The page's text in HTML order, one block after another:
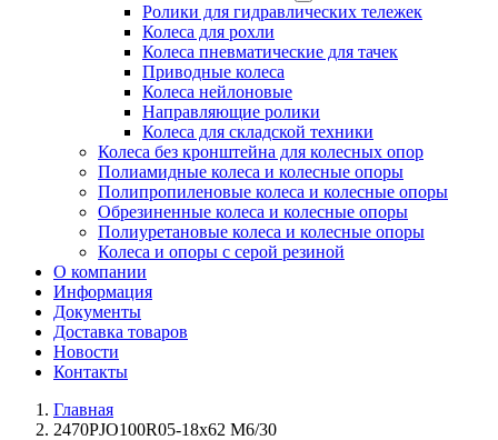
Ролики для гидравлических тележек
Колеса для рохли
Колеса пневматические для тачек
Приводные колеса
Колеса нейлоновые
Направляющие ролики
Колеса для складской техники
Колеса без кронштейна для колесных опор
Полиамидные колеса и колесные опоры
Полипропиленовые колеса и колесные опоры
Обрезиненные колеса и колесные опоры
Полиуретановые колеса и колесные опоры
Колеса и опоры с серой резиной
О компании
Информация
Документы
Доставка товаров
Новости
Контакты
Главная
2470PJO100R05-18x62 M6/30